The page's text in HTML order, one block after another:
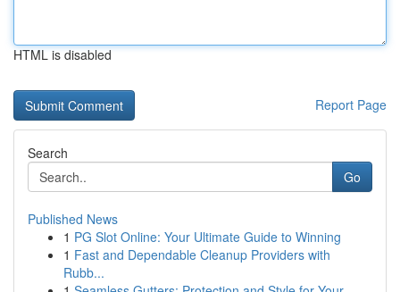
HTML is disabled
Report Page
Search
Go
Published News
1 PG Slot Online: Your Ultimate Guide to Winning
1 Fast and Dependable Cleanup Providers with
Rubb...